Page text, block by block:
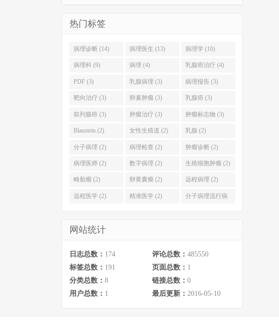
热门标签
病理诊断 (14) 病理医生 (13) 病理学 (10)
病理科 (9) 病理 (4) 乳腺癌治疗 (4)
PDF (3) 乳腺病理 (3) 病理报告 (3)
靶向治疗 (3) 卵巢肿瘤 (3) 乳腺癌 (3)
前列腺癌 (3) 肿瘤治疗 (3) 肿瘤标志物 (3)
Blaustein (2) 女性生殖道 (2) 乳腺 (2)
分子病理 (2) 病理检查 (2) 肿瘤诊断 (2)
病理医师 (2) 数字病理 (2) 生殖细胞肿瘤 (2)
畸胎瘤 (2) 卵黄囊瘤 (2) 远程病理 (2)
远程医学 (2) 精准医学 (2) 分子病理流行病
网站统计
日志总数： 174 评论总数： 485550
标签总数： 191 页面总数： 1
分类总数： 8 链接总数： 0
用户总数： 1 最后更新： 2016-05-10